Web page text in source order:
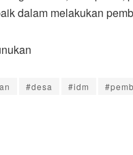
dalam melakukan
#desa #idm